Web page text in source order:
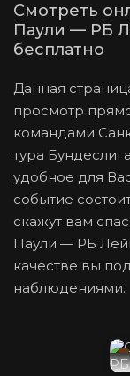
Данная
просмотр
командами
тура
удобное для
событие
скажут вам
Паули — РБ
качестве вы
наблюдениями.
Смотреть
Паули — РБ
бесплатно